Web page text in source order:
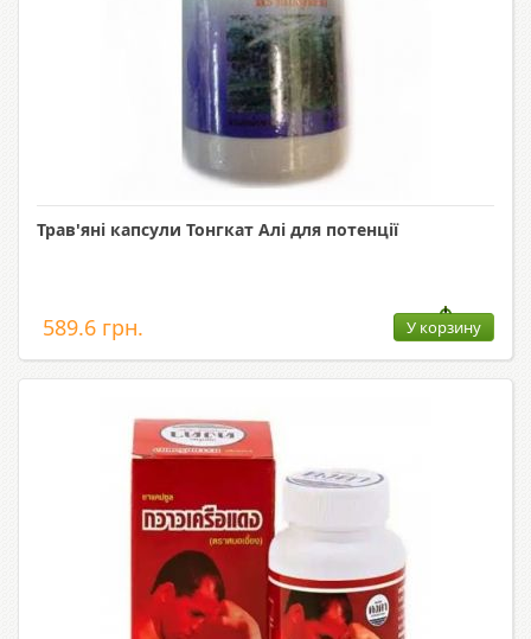
Трав'яні капсули Тонгкат Алі для потенції
589.6 грн. У корзину